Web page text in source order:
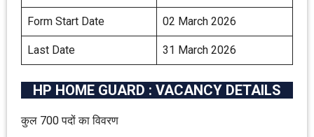
Form Start Date 02 March 2026
Last Date 31 March 2026
HP HOME GUARD : VACANCY DETAILS
कुल 700 पदों का विवरण